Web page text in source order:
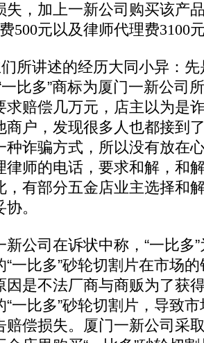
失，加上一新公司购买该产
500元以及律师代理费3100
讲述的经历大同小异：先
一比多”商标为厦门一新公司
求赔偿几万元，店主以为是
商户，发现很多人也都接到
种诈骗方式，所以没有放在
律师的电话，要求和解，和
，有部分五金店业主选择和
。
司在诉状中称，“一比多”
“一比多”砂轮切割片在市场
因是不法厂商与商贩为了获
“一比多”砂轮切割片，导致
赔偿损失。厦门一新公司采